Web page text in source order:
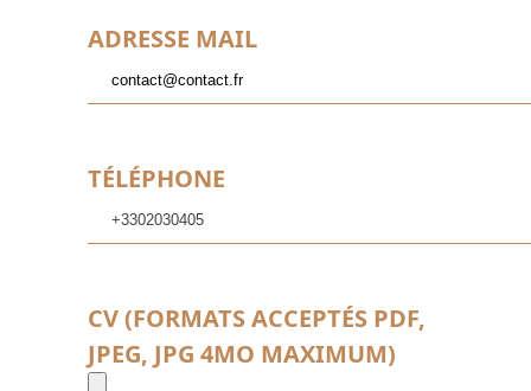
ADRESSE MAIL
TÉLÉPHONE
CV (FORMATS ACCEPTÉS PDF,
JPEG, JPG 4MO MAXIMUM)